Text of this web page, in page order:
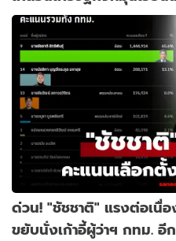
ด่วน! "ชัชชาติ" แรงต่อเนื่
ขยับนั่งเก้าอี้ผู้ว่าฯ กทม. อี